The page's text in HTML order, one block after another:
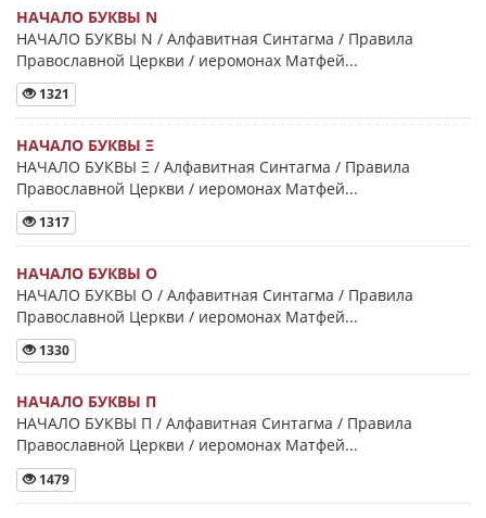
НАЧАЛО БУКВЫ Ν
НАЧАЛО БУКВЫ Ν / Алфавитная Синтагма / Правила
Православной Церкви / иеромонах Матфей...
1321
НАЧАЛО БУКВЫ Ξ
НАЧАЛО БУКВЫ Ξ / Алфавитная Синтагма / Правила
Православной Церкви / иеромонах Матфей...
1317
НАЧАЛО БУКВЫ Ο
НАЧАЛО БУКВЫ Ο / Алфавитная Синтагма / Правила
Православной Церкви / иеромонах Матфей...
1330
НАЧАЛО БУКВЫ Π
НАЧАЛО БУКВЫ Π / Алфавитная Синтагма / Правила
Православной Церкви / иеромонах Матфей...
1479